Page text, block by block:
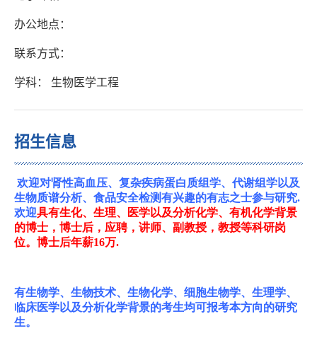
办公地点：
联系方式：
学科： 生物医学工程
招生信息